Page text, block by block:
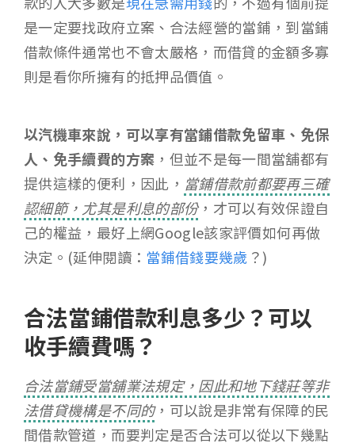
是一定要找政府立案、合法經營的當鋪，到當鋪
借款條件通常也不會太嚴格，而借貸的金額多寡
則是看你所擁有的抵押品價值。
以汽機車來說，可以享有當鋪借款免留車、免保
人、免手續費的方案 ，但並不是每一間當舖都有
提供這樣的便利，因此， 當鋪借款前都要再三確
認細節，尤其是利息的部份，才可以有效保證自
己的權益，最好上網Google該家評價如何再做
決定。(延伸閱讀： 當鋪借錢要幾歲 ？)
合法當鋪借款利息多少？可以
收手續費嗎？
合法當鋪受當舖業法規定，因此和地下錢莊等非
法借貸機構是不同的，可以說是非常有保障的民
間借款管道，而要判定是否合法可以從以下幾點